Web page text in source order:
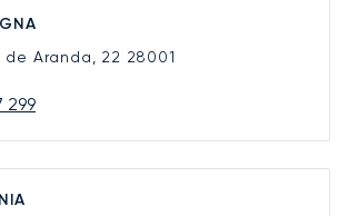
Aranda, 22 28001
299